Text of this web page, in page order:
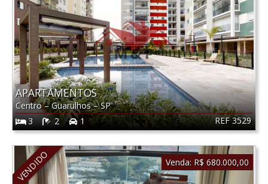
REF 3529
APARTAMENTOS
Centro–Guarulhos–SP
3
2 1
VENDIDO Venda: R$ 680.000,00